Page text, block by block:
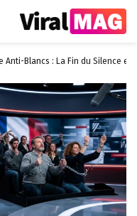
Anti-Blancs : La Fin du Silence en